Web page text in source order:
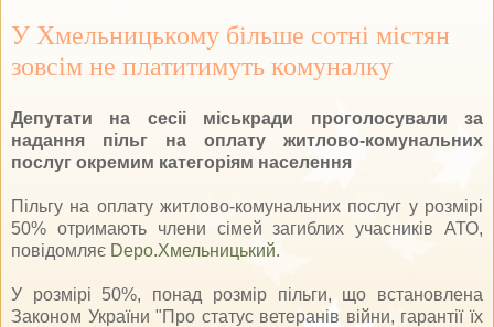
У Хмельницькому більше сотні містян
зовсім не платитимуть комуналку
Депутати на сесіі міськради проголосували за
надання пільг на оплату житлово-комунальних
послуг окремим категоріям населення
Пільгу на оплату житлово-комунальних послуг у розмірі
50% отримають члени сімей загиблих учасників АТО,
повідомляє Depo.Хмельницький.
У розмірі 50%, понад розмір пільги, що встановлена
Законом України "Про статус ветеранів війни, гарантії їх